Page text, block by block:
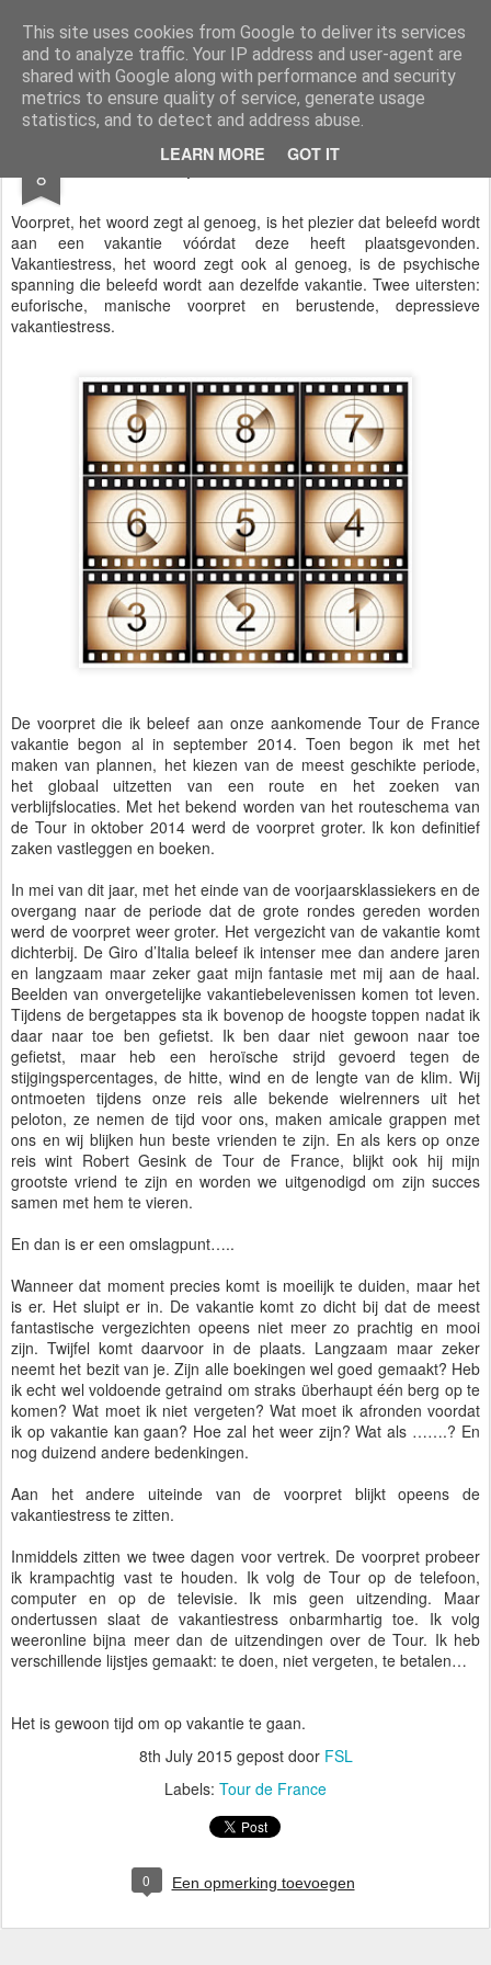
This site uses cookies from Google to deliver its services
and to analyze traffic. Your IP address and user-agent are
shared with Google along with performance and security
metrics to ensure quality of service, generate usage
statistics, and to detect and address abuse.
LEARN MORE GOT IT
Fred Slimmens & Family Over wielrennen, paardrijden, voetbal en mijn kinderen.
8 Voorpret en Vakantiestress
Voorpret, het woord zegt al genoeg, is het plezier dat beleefd wordt
aan een vakantie vóórdat deze heeft plaatsgevonden.
Vakantiestress, het woord zegt ook al genoeg, is de psychische
spanning die beleefd wordt aan dezelfde vakantie. Twee uitersten:
euforische, manische voorpret en berustende, depressieve
vakantiestress.
De voorpret die ik beleef aan onze aankomende Tour de France
vakantie begon al in september 2014. Toen begon ik met het
maken van plannen, het kiezen van de meest geschikte periode,
het globaal uitzetten van een route en het zoeken van
verblijfslocaties. Met het bekend worden van het routeschema van
de Tour in oktober 2014 werd de voorpret groter. Ik kon definitief
zaken vastleggen en boeken.
In mei van dit jaar, met het einde van de voorjaarsklassiekers en de
overgang naar de periode dat de grote rondes gereden worden
werd de voorpret weer groter. Het vergezicht van de vakantie komt
dichterbij. De Giro d’Italia beleef ik intenser mee dan andere jaren
en langzaam maar zeker gaat mijn fantasie met mij aan de haal.
Beelden van onvergetelijke vakantiebelevenissen komen tot leven.
Tijdens de bergetappes sta ik bovenop de hoogste toppen nadat ik
daar naar toe ben gefietst. Ik ben daar niet gewoon naar toe
gefietst, maar heb een heroïsche strijd gevoerd tegen de
stijgingspercentages, de hitte, wind en de lengte van de klim. Wij
ontmoeten tijdens onze reis alle bekende wielrenners uit het
peloton, ze nemen de tijd voor ons, maken amicale grappen met
ons en wij blijken hun beste vrienden te zijn. En als kers op onze
reis wint Robert Gesink de Tour de France, blijkt ook hij mijn
grootste vriend te zijn en worden we uitgenodigd om zijn succes
samen met hem te vieren.
En dan is er een omslagpunt…..
Wanneer dat moment precies komt is moeilijk te duiden, maar het
is er. Het sluipt er in. De vakantie komt zo dicht bij dat de meest
fantastische vergezichten opeens niet meer zo prachtig en mooi
zijn. Twijfel komt daarvoor in de plaats. Langzaam maar zeker
neemt het bezit van je. Zijn alle boekingen wel goed gemaakt? Heb
ik echt wel voldoende getraind om straks überhaupt één berg op te
komen? Wat moet ik niet vergeten? Wat moet ik afronden voordat
ik op vakantie kan gaan? Hoe zal het weer zijn? Wat als …….? En
nog duizend andere bedenkingen.
Aan het andere uiteinde van de voorpret blijkt opeens de
vakantiestress te zitten.
Inmiddels zitten we twee dagen voor vertrek. De voorpret probeer
ik krampachtig vast te houden. Ik volg de Tour op de telefoon,
computer en op de televisie. Ik mis geen uitzending. Maar
ondertussen slaat de vakantiestress onbarmhartig toe. Ik volg
weeronline bijna meer dan de uitzendingen over de Tour. Ik heb
verschillende lijstjes gemaakt: te doen, niet vergeten, te betalen…
Het is gewoon tijd om op vakantie te gaan.
8th July 2015gepost door FSL
Labels: Tour de France
0 Een opmerking toevoegen